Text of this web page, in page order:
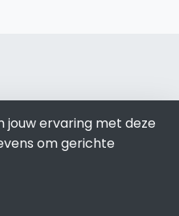
jouw ervaring met deze
om gerichte